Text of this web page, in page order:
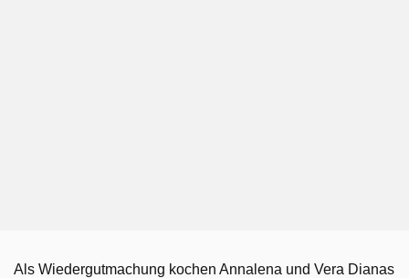
Als Wiedergutmachung kochen Annalena und Vera Dianas